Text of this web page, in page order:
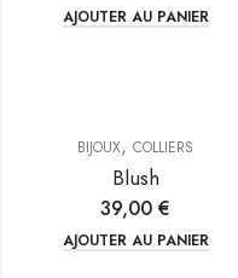
AJOUTER AU PANIER
BIJOUX, COLLIERS
Blush
39,00 €
AJOUTER AU PANIER